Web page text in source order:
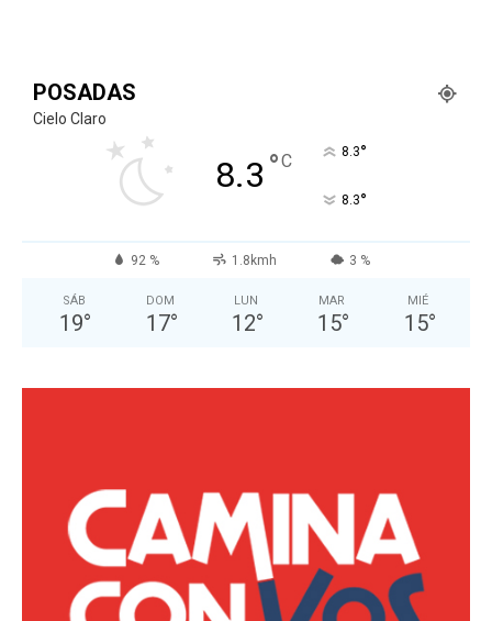
POSADAS
Cielo Claro
8.3 °C 8.3°
8.3°
92 % 1.8kmh 3 %
SÁB
19°
DOM
17°
LUN
12°
MAR
15°
MIÉ
15°